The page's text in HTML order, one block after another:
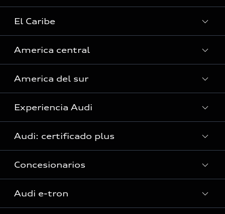
El Caribe
Curazao
Guadalupe
Jamaica
San Martín (en)
America central
Costa Rica
El Salvador
Guatemala
America del sur
Argentina
Brasil
Experiencia Audi
Audi Exclusive
Historia
Audi: certificado plus
Concesionarios
Servicio Post Venta
Audi e-tron